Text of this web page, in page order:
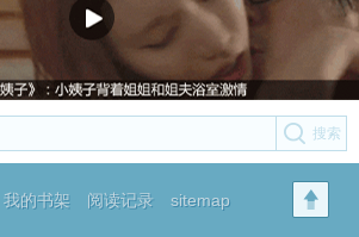
我的书架 阅读记录 sitemap